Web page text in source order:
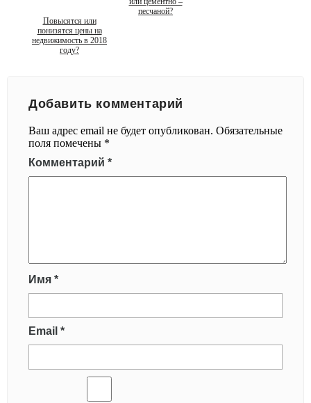
песчаной?
Повысятся или
понизятся цены на
недвижимость в 2018
году?
Добавить комментарий
Ваш адрес email не будет опубликован. Обязательные
поля помечены *
Комментарий *
Имя *
Email *